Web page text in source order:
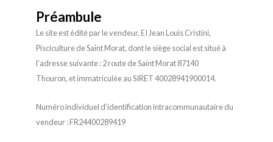
Préambule
Le site est édité par le vendeur, EI Jean Louis Cristini,
Pisciculture de Saint Morat, dont le siège social est situé à
l’adresse suivante : 2 route de Saint Morat 87140
Thouron, et immatriculée au SIRET 40028941900014.
Numéro individuel d’identification intracommunautaire du
vendeur : FR24400289419